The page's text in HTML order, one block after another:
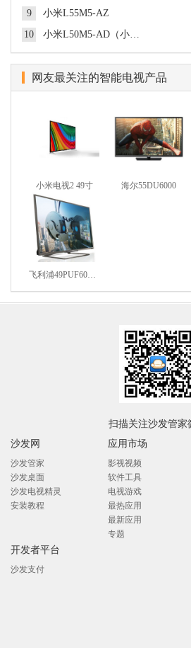
55英寸, 超高清4K, LED, Amlogic T968
图片
50英寸, 超高清4K, LED, 逐行扫描, 三级
概述 | 参数 | 图片
操作系统（VIDAA界面）, 逐行扫描,
衡, 二级能效
概述 | 参数 | 图片
55英寸, 超高清4K, LED, 逐行扫描, 三级
9 小米L55M5-AZ
概述 | 参数 图片
10
50英寸, 超高清4K, 64位Cortex A53 四核
概述 | 参数 图片
网友最关注的智能电视产品
小米电视2 49寸 海尔55DU6000
扫描关注沙发管家
沙发网
沙发管家
沙发桌面
沙发电视精灵
安装教程
应用市场
影视视频
软件工具
电视游戏
最热应用
最新应用
专题
开发者平台
沙发支付